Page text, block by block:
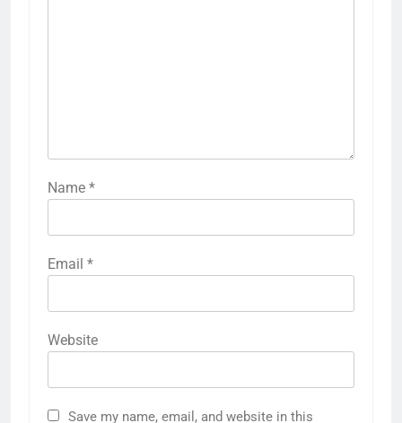
Name *
Email *
Website
Save my name, email, and website in this